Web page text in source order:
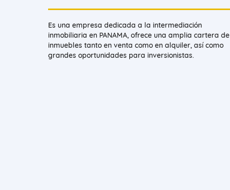
Es una empresa dedicada a la intermediación
inmobiliaria en PANAMA, ofrece una amplia cartera de
inmuebles tanto en venta como en alquiler, así como
grandes oportunidades para inversionistas.